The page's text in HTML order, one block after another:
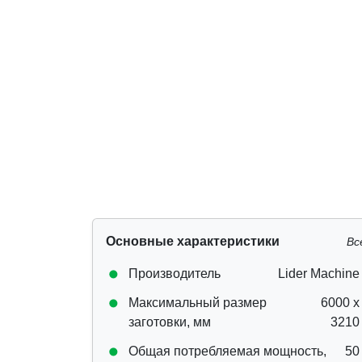
Основные характеристики
Производитель Lider Machine
Максимальный размер
заготовки, мм
6000 х
3210
Общая потребляемая мощность, 50